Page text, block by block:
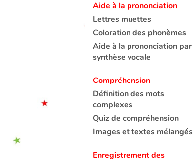
Aide à la prononciation
Lettres muettes
Coloration des phonèmes
Aide à la prononciation par
synthèse vocale
Compréhension
Définition des mots
complexes
Quiz de compréhension
Images et textes mélangés
Enregistrement des